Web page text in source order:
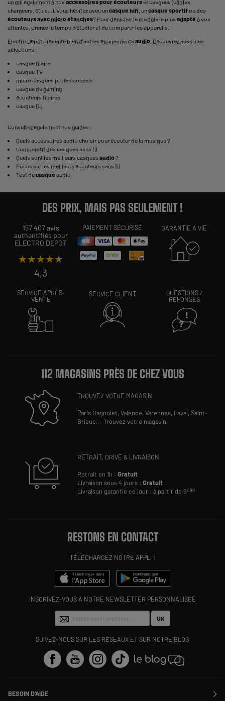
un œil également à nos accessoires pour écouteurset casques (câbles,
chargeurs, étuis...). Vous hésitez avec uncasque hifi, uncasque sportifou des
écouteurs avec micro étanches? Pour dénicher le modèle le plus adapté à vos
attentes, prenez le temps d'étudier et de comparer les appareils.
Electro Dépôt présente bien d'autres équipements audio. Découvrez aussi ces
sélections :
casque filaire
casque TV
micro casques professionnels
casque de gaming
écouteurs filaires
casque DJ
Consultez également nos guides :
Quels accessoires audio choisir pour écouter de la musique ?
Comparatif des casques sans fil
Quels sont les meilleurs casques audio ?
Focus sur les meilleurs écouteurs sans fil
Test decasque audio
DES PRIX, MAIS PAS SEULEMENT !
157 407 avis
authentifiés pour
ELECTRO DEPOT
★★★★★
★★★★★
4,3
PAIEMENT SÉCURISÉ GARANTIE À VIE
SERVICE APRÈS-
VENTE
SERVICE CLIENT
QUESTIONS /
RÉPONSES
112 MAGASINS PRÈS DE CHEZ VOUS
TROUVEZ VOTRE MAGASIN
Paris Bagnolet,Valence,Varennes, Laval,Saint-
Brieuc...Trouvez votre magasin
RETRAIT, DRIVE & LIVRAISON
Retrait en 1h :Gratuit
Livraison sous 4 jours :Gratuit
Livraison garantie ce jour : à partir de 9€90
RESTONS EN CONTACT
TÉLÉCHARGEZ NOTRE APPLI !
INSCRIVEZ-VOUS À NOTRE NEWSLETTER PERSONNALISÉE
OK
SUIVEZ-NOUS SUR LES RÉSEAUX ET SUR NOTRE BLOG
BESOIN D'AIDE